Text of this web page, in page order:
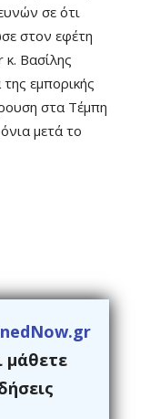
σε ότι
στον εφέτη
Βασίλης
εμπορικής
στα Τέμπη
μετά το
μάθετε